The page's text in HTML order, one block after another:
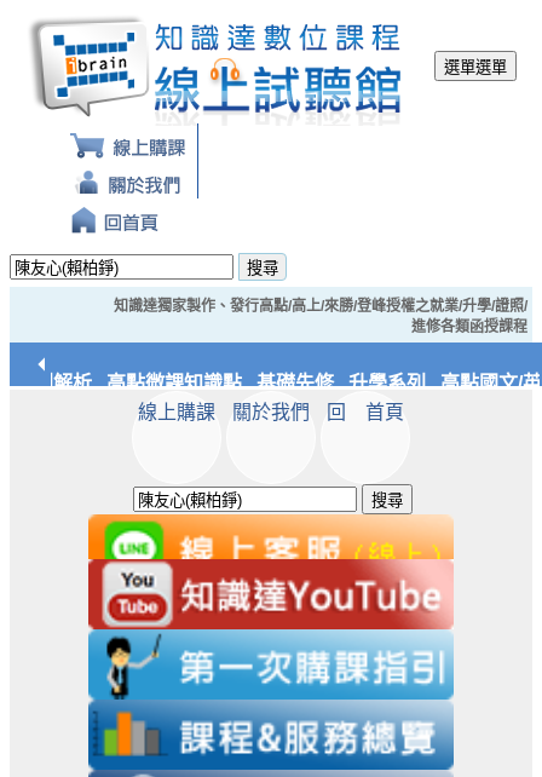
選單選單
搜尋
知識達獨家製作、發行高點/高上/來勝/登峰授權之就業/升學/證照/
進修各類函授課程
裁判解析 高點微課知識點 基礎先修 升學系列 高點國文/英
知識達文化
線上購課 關於我們 回 首頁
搜尋